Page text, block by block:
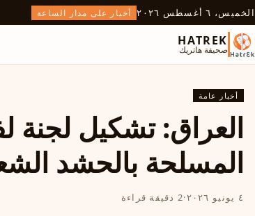
الخميس، ٦ أغسطس ٢٠٢٦ أخبار على مدار الساعة
HATREK
صحيفة هاتريك
أخبار عامة
العراق: تشكيل لجنة
المسلحة بالحشد
٤ يونيو ٢٠٢٦ ·2 دقيقة قراءة